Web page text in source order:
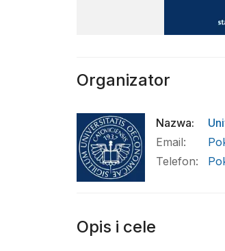
Organizator
Nazwa:
Email:
Telefon:
Opis i cele